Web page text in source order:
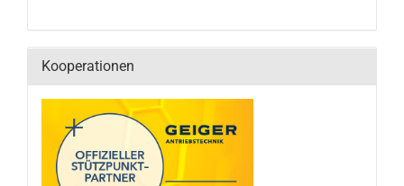
Kooperationen